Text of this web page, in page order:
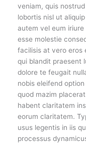
veniam, quis
lobortis nisl ut
autem vel eum
esse molestie
facilisis at vero eros
qui blandit praesent
dolore te feugait
nobis eleifend
quod mazim
habent claritatem
eorum claritatem.
usus legentis in iis
processus